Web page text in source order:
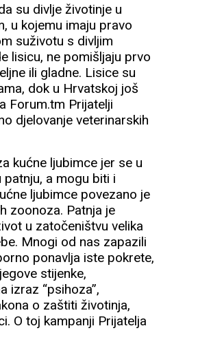
su divlje životinje u
u kojemu imaju pravo
suživotu s divljim
lisicu, ne pomišljaju prvo
ili gladne. Lisice su
dok u Hrvatskoj još
Forum.tm Prijatelji
djelovanje veterinarskih
kućne ljubimce jer se u
a mogu biti i
ljubimce povezano je
zoonoza. Patnja je
u zatočeništvu velika
Mnogi od nas zapazili
ponavlja iste pokrete,
stijenke,
izraz “psihoza”,
o zaštiti životinja,
O toj kampanji Prijatelja